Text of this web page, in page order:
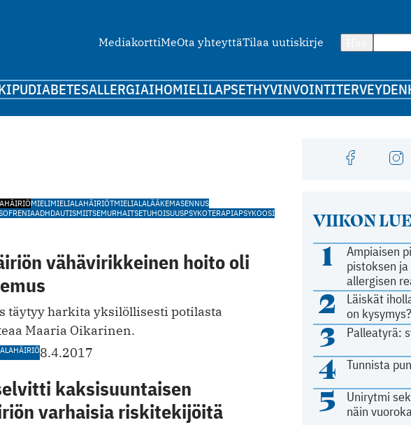
MediakorttiMeOta yhteyttäTilaa uutiskirje
DIABETESALLERGIAIHOMIELILAPSETHYVINVOINTI
MIELIMIELIALAHÄIRIÖTMIELIALALÄÄKEMASENNUS
ADHDAUTISMIITSEMURHAITSETUHOISUUSPSYKOTERAPIAPSYKOOSI
vähävirikkeinen hoito oli
täytyy harkita yksilöllisesti potilasta
Maaria Oikarinen.
8.4.2017
kaksisuuntaisen
varhaisia riskitekijöitä
VIIKON
1
Ampiaisen
pistoksen
allergisen
2
Läiskät
on kysymys?
3 Palleatyrä:
4 Tunnista
5
Unirytmi
näin